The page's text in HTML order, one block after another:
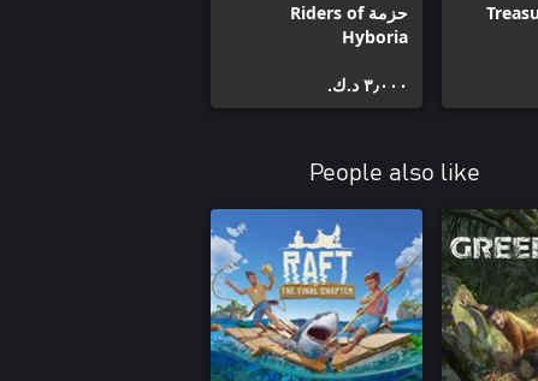
حزمة Riders of
Hyboria
٣٫٠٠٠ د.ك.‏
People also like